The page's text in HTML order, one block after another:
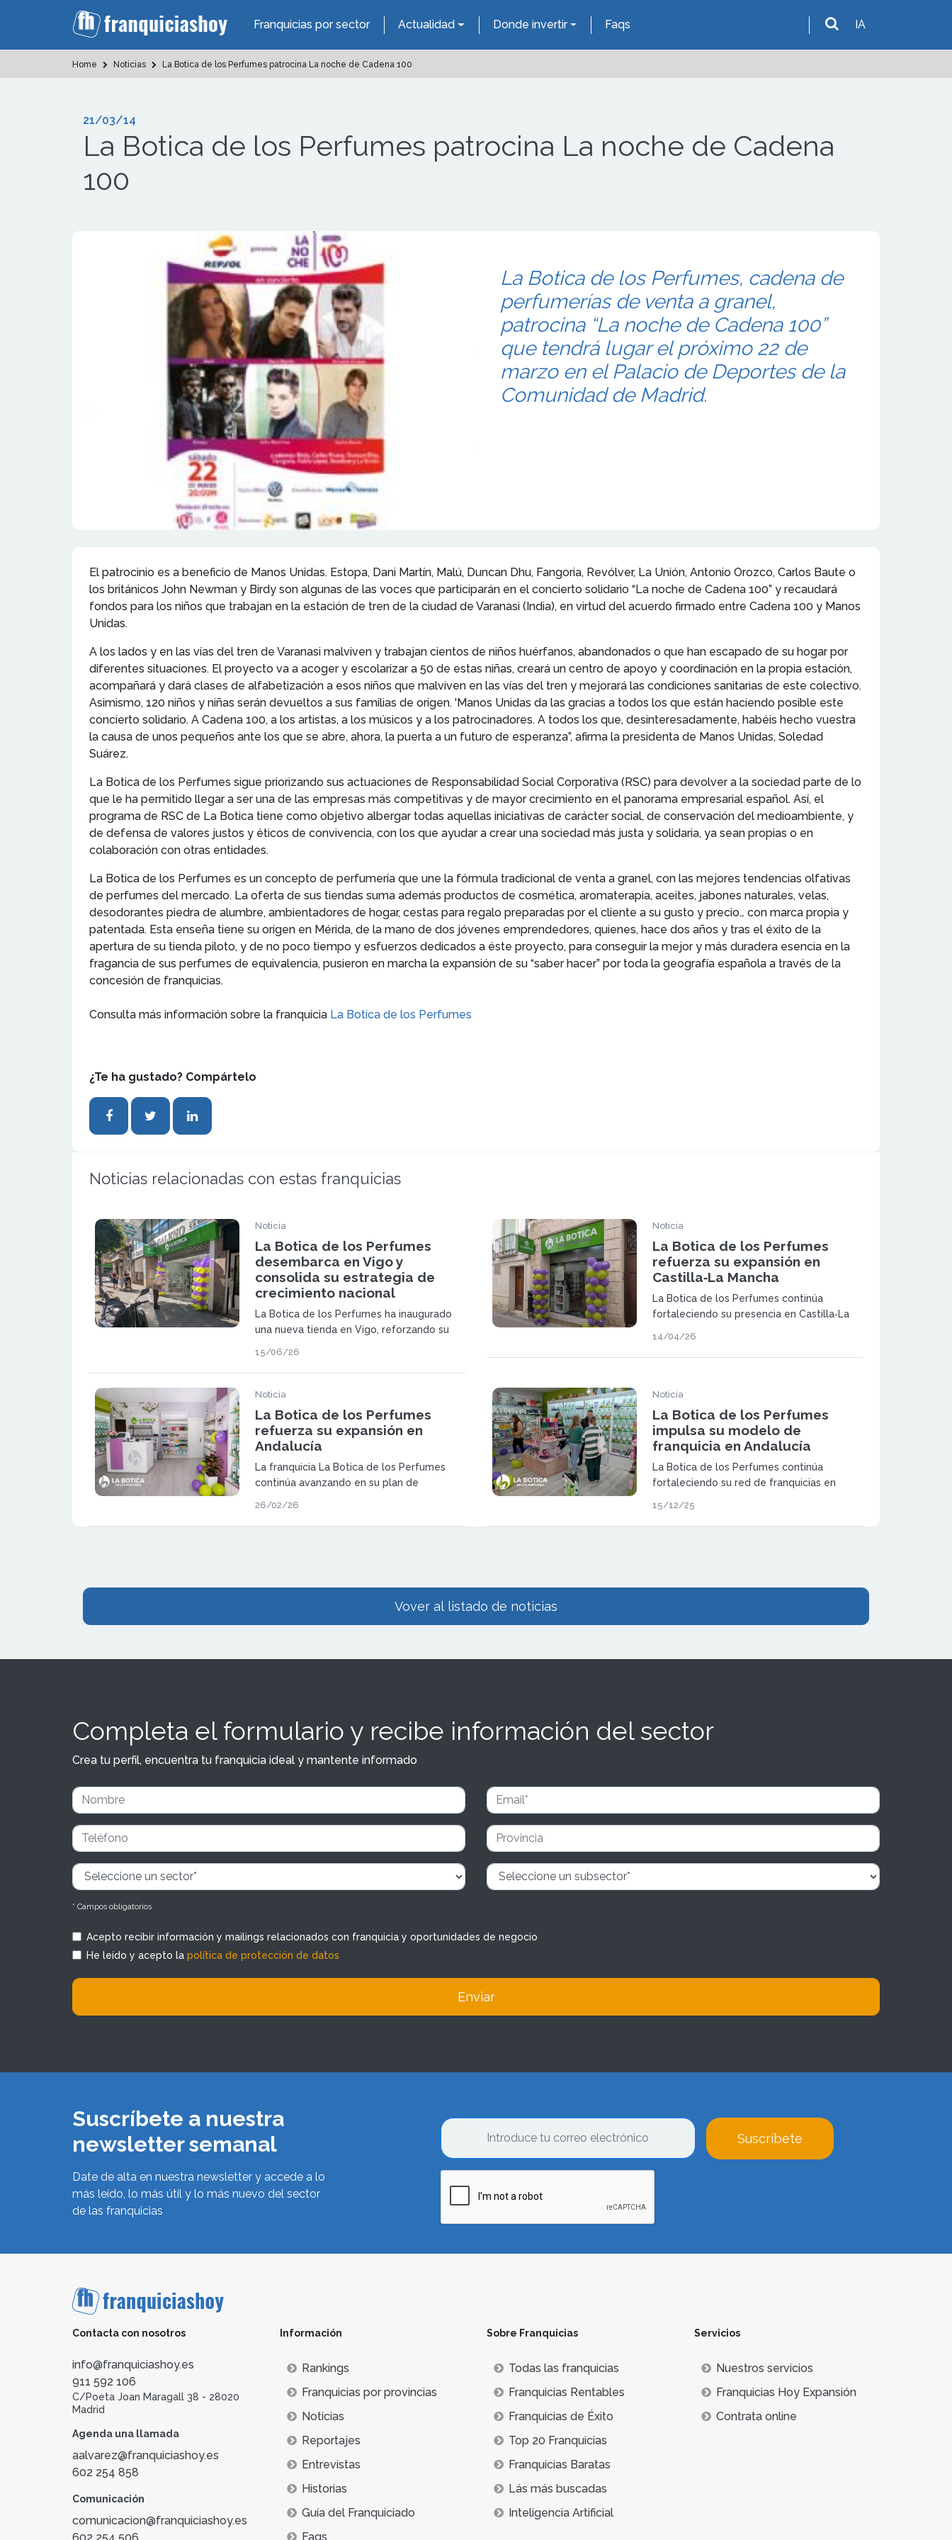
Franquicias por sector Actualidad Donde invertir Faqs IA
Home Noticias La Botica de los Perfumes patrocina La noche de Cadena 100
21/03/14
La Botica de los Perfumes patrocina La noche de Cadena
100
La Botica de los Perfumes, cadena de
perfumerías de venta a granel,
patrocina “La noche de Cadena 100”
que tendrá lugar el próximo 22 de
marzo en el Palacio de Deportes de la
Comunidad de Madrid.
El patrocinio es a beneficio de Manos Unidas. Estopa, Dani Martín, Malú, Duncan Dhu, Fangoria, Revólver, La Unión, Antonio Orozco, Carlos Baute o
los británicos John Newman y Birdy son algunas de las voces que participarán en el concierto solidario “La noche de Cadena 100” y recaudará
fondos para los niños que trabajan en la estación de tren de la ciudad de Varanasi (India), en virtud del acuerdo firmado entre Cadena 100 y Manos
Unidas.
A los lados y en las vías del tren de Varanasi malviven y trabajan cientos de niños huérfanos, abandonados o que han escapado de su hogar por
diferentes situaciones. El proyecto va a acoger y escolarizar a 50 de estas niñas, creará un centro de apoyo y coordinación en la propia estación,
acompañará y dará clases de alfabetización a esos niños que malviven en las vías del tren y mejorará las condiciones sanitarias de este colectivo.
Asimismo, 120 niños y niñas serán devueltos a sus familias de origen. 'Manos Unidas da las gracias a todos los que están haciendo posible este
concierto solidario. A Cadena 100, a los artistas, a los músicos y a los patrocinadores. A todos los que, desinteresadamente, habéis hecho vuestra
la causa de unos pequeños ante los que se abre, ahora, la puerta a un futuro de esperanza”, afirma la presidenta de Manos Unidas, Soledad
Suárez.
La Botica de los Perfumes sigue priorizando sus actuaciones de Responsabilidad Social Corporativa (RSC) para devolver a la sociedad parte de lo
que le ha permitido llegar a ser una de las empresas más competitivas y de mayor crecimiento en el panorama empresarial español. Así, el
programa de RSC de La Botica tiene como objetivo albergar todas aquellas iniciativas de carácter social, de conservación del medioambiente, y
de defensa de valores justos y éticos de convivencia, con los que ayudar a crear una sociedad más justa y solidaria, ya sean propias o en
colaboración con otras entidades.
La Botica de los Perfumes es un concepto de perfumería que une la fórmula tradicional de venta a granel, con las mejores tendencias olfativas
de perfumes del mercado. La oferta de sus tiendas suma además productos de cosmética, aromaterapia, aceites, jabones naturales, velas,
desodorantes piedra de alumbre, ambientadores de hogar, cestas para regalo preparadas por el cliente a su gusto y precio… con marca propia y
patentada. Esta enseña tiene su origen en Mérida, de la mano de dos jóvenes emprendedores, quienes, hace dos años y tras el éxito de la
apertura de su tienda piloto, y de no poco tiempo y esfuerzos dedicados a éste proyecto, para conseguir la mejor y más duradera esencia en la
fragancia de sus perfumes de equivalencia, pusieron en marcha la expansión de su “saber hacer” por toda la geografía española a través de la
concesión de franquicias.
Consulta más información sobre la franquicia La Botica de los Perfumes
¿Te ha gustado? Compártelo
Noticias relacionadas con estas franquicias
Noticia
La Botica de los Perfumes
desembarca en Vigo y
consolida su estrategia de
crecimiento nacional
La Botica de los Perfumes ha inaugurado
una nueva tienda en Vigo, reforzando su
productos de calidad y franquiciados con
experiencia en el sector.
15/06/26
Noticia
La Botica de los Perfumes
refuerza su expansión en
Castilla‑La Mancha
La Botica de los Perfumes continúa
fortaleciendo su presencia en Castilla‑La
acompañamiento y el desarrollo de
14/04/26
Noticia
La Botica de los Perfumes
refuerza su expansión en
Andalucía
La franquicia La Botica de los Perfumes
continúa avanzando en su plan de
enseña refuerza así su posicionamiento en
26/02/26
Noticia
La Botica de los Perfumes
impulsa su modelo de
franquicia en Andalucía
La Botica de los Perfumes continúa
fortaleciendo su red de franquicias en
formación integral y soporte continuo.
15/12/25
Vover al listado de noticias
Completa el formulario y recibe información del sector
Crea tu perfil, encuentra tu franquicia ideal y mantente informado
* Campos obligatorios
Acepto recibir información y mailings relacionados con franquicia y oportunidades de negocio
He leído y acepto la política de protección de datos
Enviar
Suscríbete a nuestra
newsletter semanal
Date de alta en nuestra newsletter y accede a lo
más leído, lo más útil y lo más nuevo del sector
de las franquicias
Suscríbete
Contacta con nosotros
info@franquiciashoy.es
911 592 106
C/Poeta Joan Maragall 38 - 28020
Madrid
Agenda una llamada
aalvarez@franquiciashoy.es
602 254 858
Comunicación
comunicacion@franquiciashoy.es
Información
Rankings
Franquicias por provincias
Noticias
Reportajes
Entrevistas
Historias
Guía del Franquiciado
Faqs
Sobre Franquicias
Todas las franquicias
Franquicias Rentables
Franquicias de Éxito
Top 20 Franquicias
Franquicias Baratas
Lás más buscadas
Inteligencia Artificial
Servicios
Nuestros servicios
Franquicias Hoy Expansión
Contrata online